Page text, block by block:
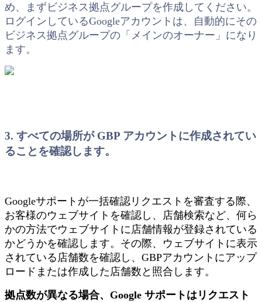
め、まずビジネス拠点グループを作成してください。
ログインしているGoogleアカウントは、自動的にその
ビジネス拠点グループの「メインのオーナー」になり
ます。
3. すべての場所が GBP アカウントに作成されてい
ることを確認します。
Googleサポートが一括確認リクエストを審査する際、
お客様のウェブサイトを確認し、店舗検索など、何ら
かの方法でウェブサイトに店舗情報が登録されている
かどうかを確認します。その際、ウェブサイトに表示
されている店舗数を確認し、GBPアカウントにアップ
ロードまたは作成した店舗数と照合します。
拠点数が異なる場合、Google サポートはリクエスト